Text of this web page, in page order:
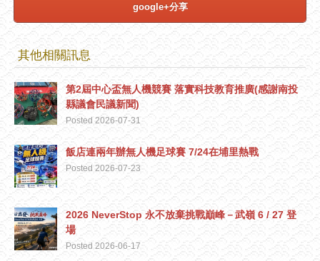
google+分享
其他相關訊息
第2屆中心盃無人機競賽 落實科技教育推廣(感謝南投
縣議會民議新聞)
Posted 2026-07-31
飯店連兩年辦無人機足球賽 7/24在埔里熱戰
Posted 2026-07-23
2026 NeverStop 永不放棄挑戰巔峰－武嶺 6 / 27 登
場
Posted 2026-06-17